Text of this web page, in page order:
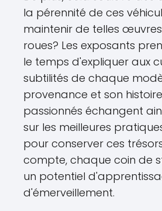
la pérennité de ces
maintenir de telles
roues? Les exposants
le temps d'expliquer aux
subtilités de chaque
provenance et son
passionnés échangent
sur les meilleures
pour conserver ces
compte, chaque coin de
un potentiel
d'émerveillement.